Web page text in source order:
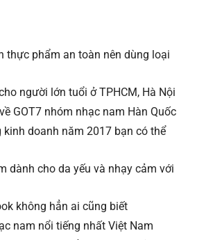
thực phẩm an toàn nên dùng loại
người lớn tuổi ở TPHCM, Hà Nội
GOT7 nhóm nhạc nam Hàn Quốc
kinh doanh năm 2017 bạn có thể
dành cho da yếu và nhạy cảm với
không hẳn ai cũng biết
nam nổi tiếng nhất Việt Nam